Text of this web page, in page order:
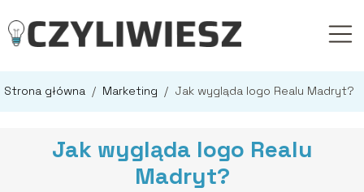
Strona główna / Marketing / Jak wygląda logo Realu Madryt?
Jak wygląda logo Realu
Madryt?